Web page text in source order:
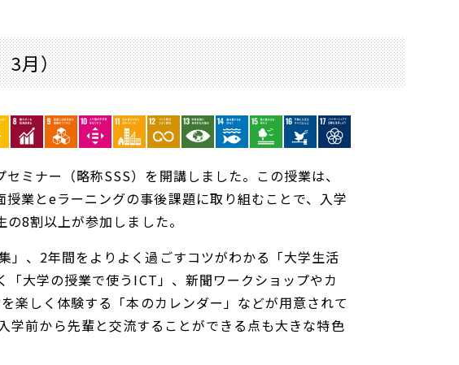
3月）
ミナー（略称SSS）を開講しました。この授業は、
業とeラーニングの事後課題に取り組むことで、入学
8割以上が参加しました。
、2年間をよりよく過ごすコツがわかる「大学生活
大学の授業で使うICT」、新聞ワークショップやカ
楽しく体験する「本のカレンダー」などが用意されて
前から先輩と交流することができる点も大きな特色